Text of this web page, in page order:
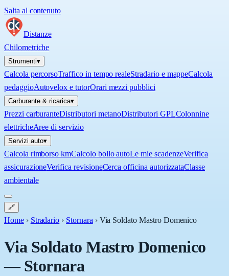
Salta al contenuto
Distanze
Chilometriche
Strumenti▾
Calcola percorsoTraffico in tempo realeStradario e mappeCalcola
pedaggioAutovelox e tutorOrari mezzi pubblici
Carburante & ricarica▾
Prezzi carburanteDistributori metanoDistributori GPLColonnine
elettricheAree di servizio
Servizi auto▾
Calcola rimborso kmCalcolo bollo autoLe mie scadenzeVerifica
assicurazioneVerifica revisioneCerca officina autorizzataClasse
ambientale
🔗
Home › Stradario › Stornara › Via Soldato Mastro Domenico
Via Soldato Mastro Domenico
—Stornara